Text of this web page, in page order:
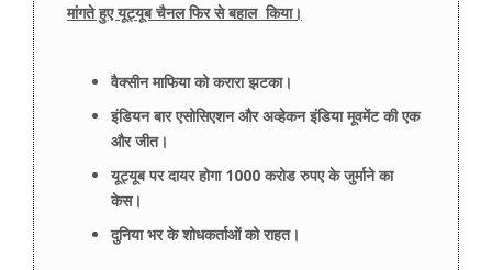
मांगते हुए यूट्यूब चैनल फिर से बहाल किया।
वैक्सीन माफिया को करारा झटका।
इंडियन बार एसोसिएशन और अव्हेकन इंडिया मूवमेंट की एक
और जीत।
यूट्यूब पर दायर होगा 1000करोड रुपए के जुर्माने का
केस।
दुनिया भर के शोधकर्ताओं को राहत।